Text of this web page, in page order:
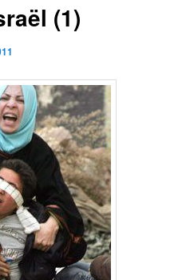
(1)